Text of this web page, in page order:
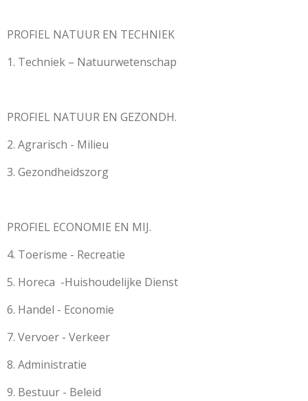
PROFIEL NATUUR EN TECHNIEK
1. Techniek – Natuurwetenschap
PROFIEL NATUUR EN GEZONDH.
2. Agrarisch - Milieu
3. Gezondheidszorg
PROFIEL ECONOMIE EN MIJ.
4. Toerisme - Recreatie
5. Horeca -Huishoudelijke Dienst
6. Handel - Economie
7. Vervoer - Verkeer
8. Administratie
9. Bestuur - Beleid